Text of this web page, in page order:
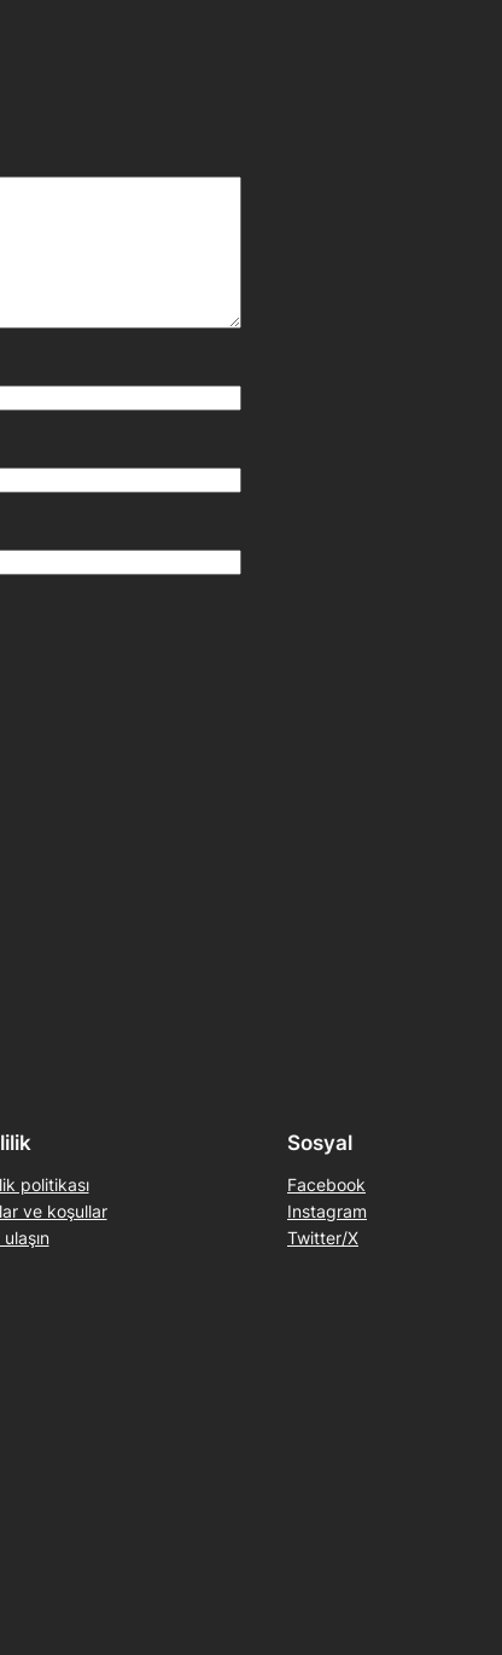
politikası
ve koşullar
Sosyal
Facebook
Instagram
Twitter/X